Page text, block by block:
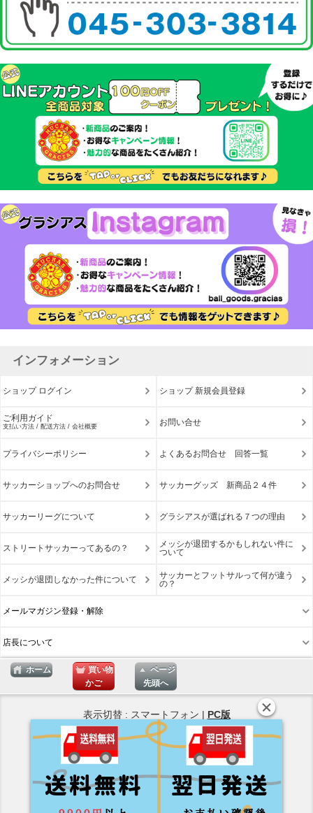
インフォメーション
ショップ ログイン ショップ 新規会員登録
ご利用ガイド
支払い方法 / 配送方法 / 会社概要 お問い合せ
プライバシーポリシー よくあるお問合せ 回答一覧
サッカーショップへのお問合せ サッカーグッズ 新商品２４件
サッカーリーグについて グラシアスが選ばれる７つの理由
ストリートサッカーってあるの？
メッシが退団するかもしれない件に
ついて
メッシが退団しなかった件について
サッカーとフットサルって何が違う
の？
メールマガジン登録・解除
店長について
ホーム
買い物
かご
ページ
先頭へ
表示切替 : スマートフォン | PC版